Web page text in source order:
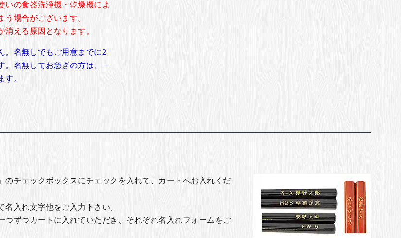
の食器洗浄機・乾燥機によ
場合がございます。
える原因となります。
。名無しでもご用意までに2
。名無しでお急ぎの方は、一
す。
のチェックボックスにチェックを入れて、カートへお入れくだ
入れ文字他をご入力下さい。
つずつカートに入れていただき、それぞれ名入れフォームをご